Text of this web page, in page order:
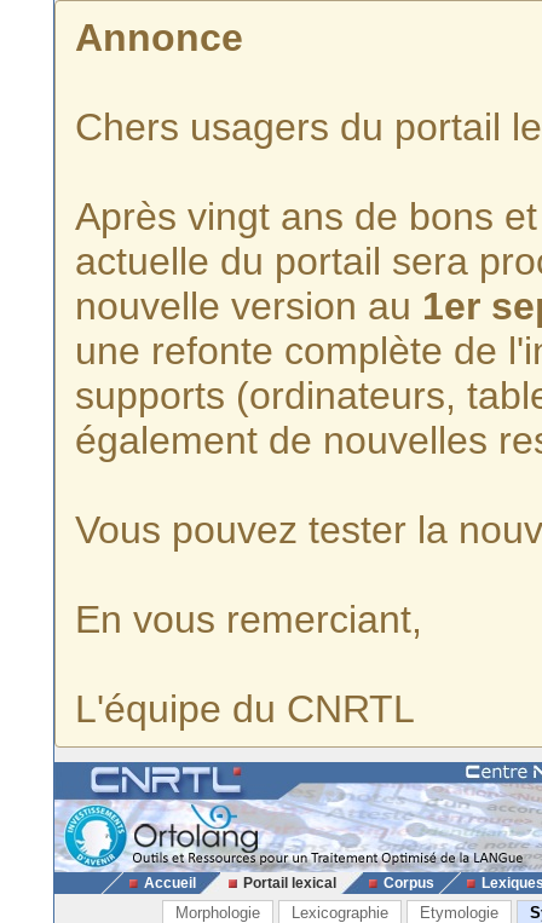
Annonce
Chers usagers du portail
Après vingt ans de bons
actuelle du portail sera
nouvelle version au 1er
une refonte complète de
supports (ordinateurs,
également de nouvelles
Vous pouvez tester la
En vous remerciant,
L'équipe du CNRTL
Accueil Portail lexical Corpus
Morphologie Lexicographie Etymologie